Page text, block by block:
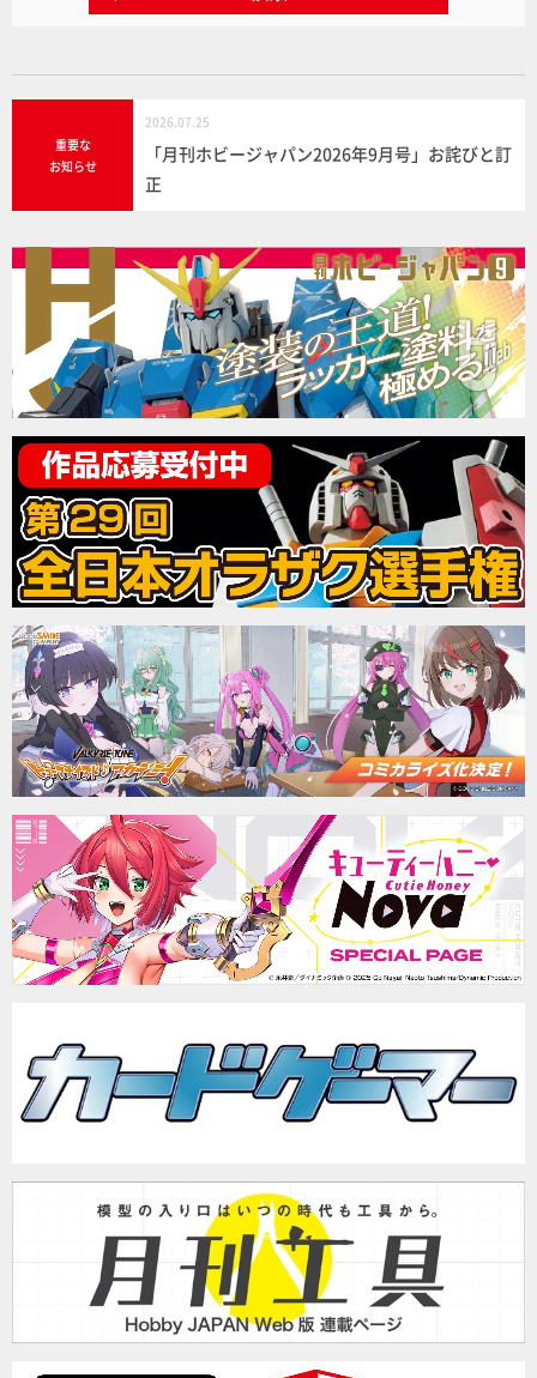
重要な
お知らせ
2026.07.25
「月刊ホビージャパン2026年9月号」お詫びと訂
正